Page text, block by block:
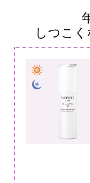
しつこ